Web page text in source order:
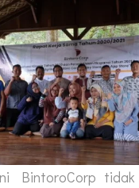
BintoroCorp tidak